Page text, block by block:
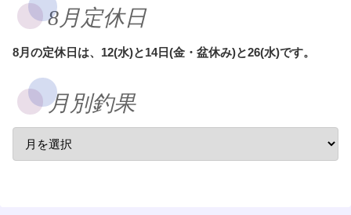
8月定休日
8月の定休日は、12(水)と14日(金・盆休み)と26(水)です。
月別釣果